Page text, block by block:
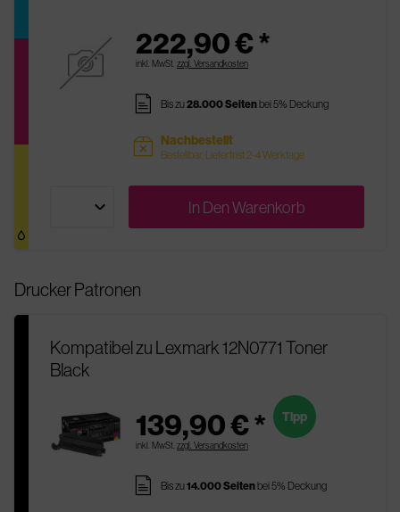
222,90 € *
inkl. MwSt. zzgl. Versandkosten
pages Bis zu28.000 Seitenbei 5% Deckung
sold Nachbestellt
Bestellbar, Lieferfrist 2-4 Werktage
In DenWarenkorb
Drucker Patronen
Kompatibel zu Lexmark 12N0771 Toner
Black
139,90 € *
inkl. MwSt. zzgl. Versandkosten
Tipp
pages Bis zu14.000 Seitenbei 5% Deckung